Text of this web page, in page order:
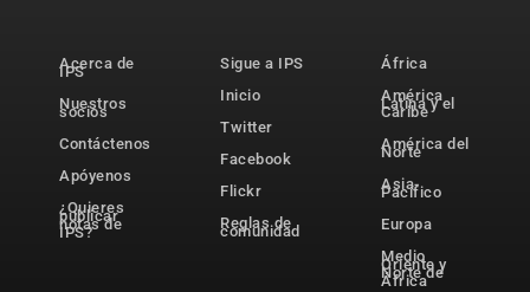
Acerca de
IPS
Nuestros
socios
Contáctenos
Apóyenos
¿Quieres
publicar
notas de
IPS?
Sigue a IPS
Inicio
Twitter
Facebook
Flickr
Reglas de
comunidad
África
América
Latina y el
Caribe
América del
Norte
Asia-
Pacífico
Europa
Medio
Oriente y
Norte de
África